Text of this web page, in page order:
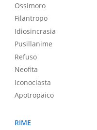
Ossimoro
Filantropo
Idiosincrasia
Pusillanime
Refuso
Neofita
Iconoclasta
Apotropaico
RIME